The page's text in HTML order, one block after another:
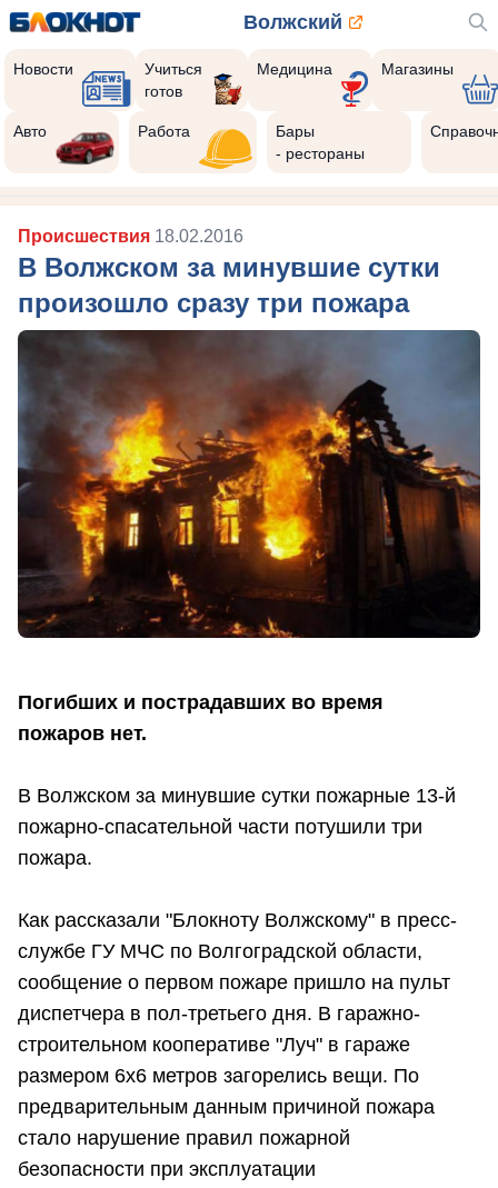
Волжский
Новости
Учиться
готов
Медицина Магазины
Авто Работа
Бары
- рестораны
Происшествия 18.02.2016
В Волжском за минувшие сутки
произошло сразу три пожара
Погибших и пострадавших во время
пожаров нет.
В Волжском за минувшие сутки пожарные 13-й
пожарно-спасательной части потушили три
пожара.
Как рассказали "Блокноту Волжскому" в пресс-
службе ГУ МЧС по Волгоградской области,
сообщение о первом пожаре пришло на пульт
диспетчера в пол-третьего дня. В гаражно-
строительном кооперативе "Луч" в гараже
размером 6х6 метров загорелись вещи. По
предварительным данным причиной пожара
стало нарушение правил пожарной
безопасности при эксплуатации